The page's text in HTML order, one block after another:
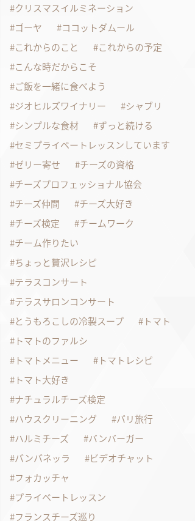
クリスマスイルミネーション
ゴーヤ
ココットダムール
これからのこと
これからの予定
こんな時だからこそ
ご飯を一緒に食べよう
ジオヒルズワイナリー
シャブリ
シンプルな食材
ずっと続ける
セミプライベートレッスンしています
ゼリー寄せ
チーズの資格
チーズプロフェッショナル協会
チーズ仲間
チーズ大好き
チーズ検定
チームワーク
チーム作りたい
ちょっと贅沢レシピ
テラスコンサート
テラスサロンコンサート
とうもろこしの冷製スープ
トマト
トマトのファルシ
トマトメニュー
トマトレシピ
トマト大好き
ナチュラルチーズ検定
ハウスクリーニング
パリ旅行
ハルミチーズ
バンバーガー
パンパネッラ
ビデオチャット
フォカッチャ
プライベートレッスン
フランスチーズ巡り